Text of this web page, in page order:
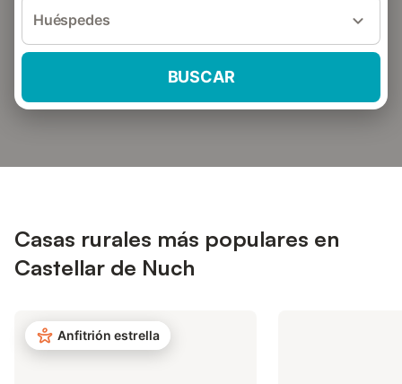
Huéspedes
BUSCAR
Casas rurales más populares en
Castellar de Nuch
Anfitrión estrella